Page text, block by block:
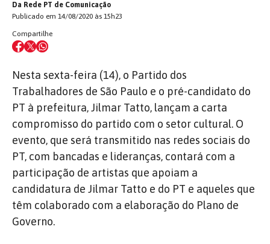
Da Rede PT de Comunicação
Publicado em 14/08/2020 às 15h23
Compartilhe
Nesta sexta-feira (14), o Partido dos
Trabalhadores de São Paulo e o pré-candidato do
PT à prefeitura, Jilmar Tatto, lançam a carta
compromisso do partido com o setor cultural. O
evento, que será transmitido nas redes sociais do
PT, com bancadas e lideranças, contará com a
participação de artistas que apoiam a
candidatura de Jilmar Tatto e do PT e aqueles que
têm colaborado com a elaboração do Plano de
Governo.